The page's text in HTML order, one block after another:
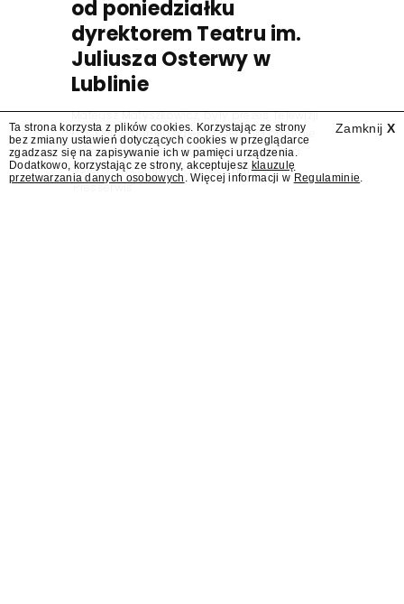
od poniedziałku
dyrektorem Teatru im.
Juliusza Osterwy w
Lublinie
Mateusz Matyszkowicz, były prezes Telewizji
Polskiej, w poniedziałek 10 sierpnia obejmie
stanowisko dyrektora Teatru im. Juliusza
Osterwy w Lublinie – dowiedział się
"Presserwis".
Zamknij X
Ta strona korzysta z plików cookies. Korzystając ze strony
bez zmiany ustawień dotyczących cookies w przeglądarce
zgadzasz się na zapisywanie ich w pamięci urządzenia.
Dodatkowo, korzystając ze strony, akceptujesz klauzulę
przetwarzania danych osobowych . Więcej informacji w Regulaminie.